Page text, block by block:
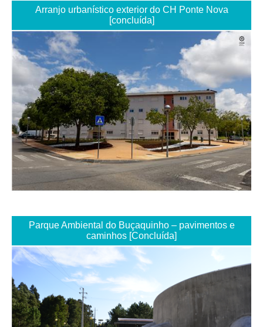
Arranjo urbanístico exterior do CH Ponte Nova
[concluída]
Parque Ambiental do Buçaquinho – pavimentos e
caminhos [Concluída]